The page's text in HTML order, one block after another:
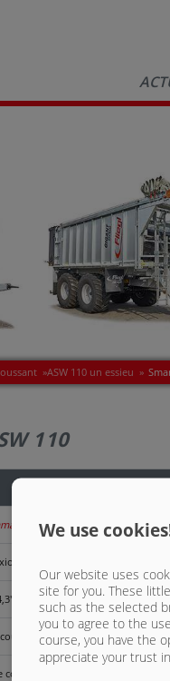
»ASW 110 un essieu »
110
Load Sensing
selon ISO 11783 pour prise InCab
avec 8 touches de commande,
de 5,6" avec 12 touches de
de 8,4" avec 12 touches de
We use
Our website uses
site for you. These
such as the selected
you to agree to the
course, you have the
appreciate your trust